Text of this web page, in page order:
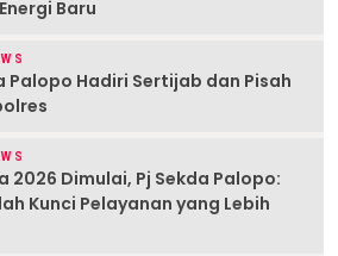
Baru
Palopo Hadiri Sertijab dan Pisah
2026 Dimulai, Pj Sekda Palopo:
Kunci Pelayanan yang Lebih